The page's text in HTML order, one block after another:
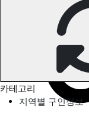
서울 피부관리 구인정보
카테고리
지역별 구인정보